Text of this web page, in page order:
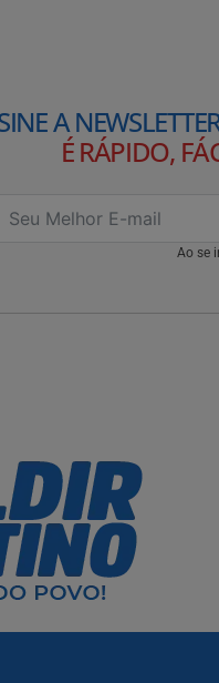
A
É RÁPIDO,
Ao se